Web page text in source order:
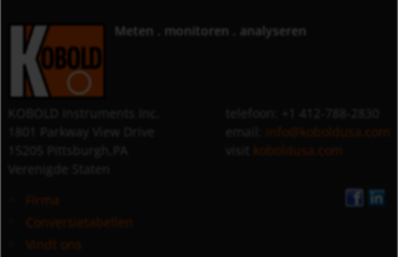
Meten . monitoren . analyseren
info@koboldusa.com
koboldusa.com
Firma
Conversietabellen
Vindt ons